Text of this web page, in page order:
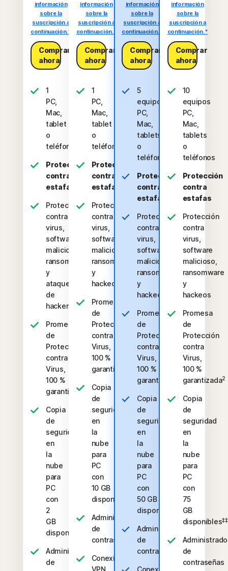
información
sobre la
suscripción a
continuación.*
Comprar
ahora
1
PC,
Mac,
tablet
o
teléfono
Protección
contra
estafas
Protección
contra
virus,
software
malicioso,
ransomware
y
ataques
de
hackers
Promesa
de
Protección
contra
Virus,
100 %
garantizada
Copia
de
seguridad
en
la
nube
para
PC
con
2
GB
disponibles
‡‡,4
Administrador
de
información
sobre la
suscripción a
continuación.*
Comprar
ahora
1
PC,
Mac,
tablet
o
teléfono
Protección
contra
estafas
Protección
contra
virus,
software
malicioso,
ransomware
y
hackeos
Promesa
de
Protección
contra
Virus,
100 %
garantizada
Copia
de
seguridad
en
la
nube
para
PC
con
10 GB
disponibles
‡‡,4
Administrador
de
contraseñas
Conexión
VPN
información
sobre la
suscripción a
continuación.*
Comprar
ahora
5
equipos
PC,
Mac,
tablets
o
teléfonos
Protección
contra
estafas
Protección
contra
virus,
software
malicioso,
ransomware
y
hackeos
Promesa
de
Protección
contra
Virus,
100 %
garantizada
Copia
de
seguridad
en
la
nube
para
PC
con
50 GB
disponibles
‡‡,4
Administrador
de
contraseñas
Conexión
información
sobre la
suscripción a
continuación.*
Comprar
ahora
10
equipos
PC,
Mac,
tablets
o
teléfonos
Protección
contra
estafas
Protección
contra
virus,
software
malicioso,
ransomware
y
hackeos
Promesa
de
Protección
contra
Virus,
100 %
garantizada2
Copia
de
seguridad
en
la
nube
para
PC
con
75
GB
disponibles
de
contraseñas